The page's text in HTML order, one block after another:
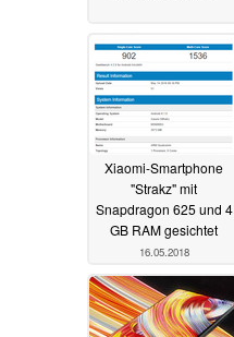
Xiaomi-Smartphone
"Strakz" mit
Snapdragon 625 und 4
GB RAM gesichtet
16.05.2018